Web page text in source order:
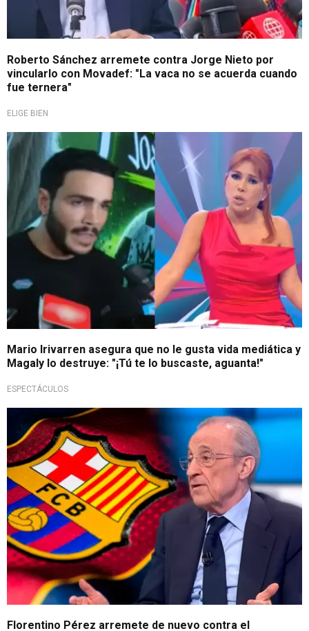
Roberto Sánchez arremete contra Jorge Nieto por
vincularlo con Movadef: "La vaca no se acuerda cuando
fue ternera"
ELIGE BIEN
¡Lo puso en su sitio!
Mario Irivarren asegura que no le gusta vida mediática y
Magaly lo destruye: "¡Tú te lo buscaste, aguanta!"
ESPECTÁCULOS
Dinamita el caso
Florentino Pérez arremete de nuevo contra el